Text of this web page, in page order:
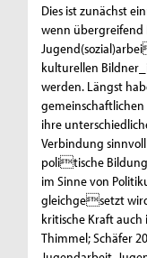
Dies ist zunächst
wenn übergreifend
kulturellen
werden. Längst
ihre
Verbindung
politische
im Sinne von
gleichgesetzt
kritische Kraft
Thimmel; Schäfer